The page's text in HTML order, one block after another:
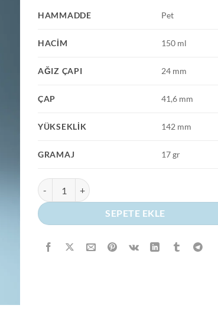
HAMMADDE Pet
HACIM 150 ml
AĞIZ ÇAPI 24 mm
ÇAP 41,6 mm
YÜKSEKLIK 142 mm
GRAMAJ 17 gr
Silindir Serisi 150 ml Plastik Şişeyi Keşfedin! adet
SEPETE EKLE